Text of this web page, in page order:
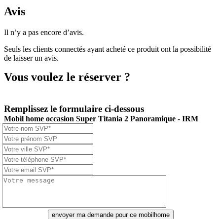
Avis
Il n’y a pas encore d’avis.
Seuls les clients connectés ayant acheté ce produit ont la possibilité
de laisser un avis.
Vous voulez le réserver ?
Remplissez le formulaire ci-dessous
Mobil home occasion Super Titania 2 Panoramique - IRM
envoyer ma demande pour ce mobilhome